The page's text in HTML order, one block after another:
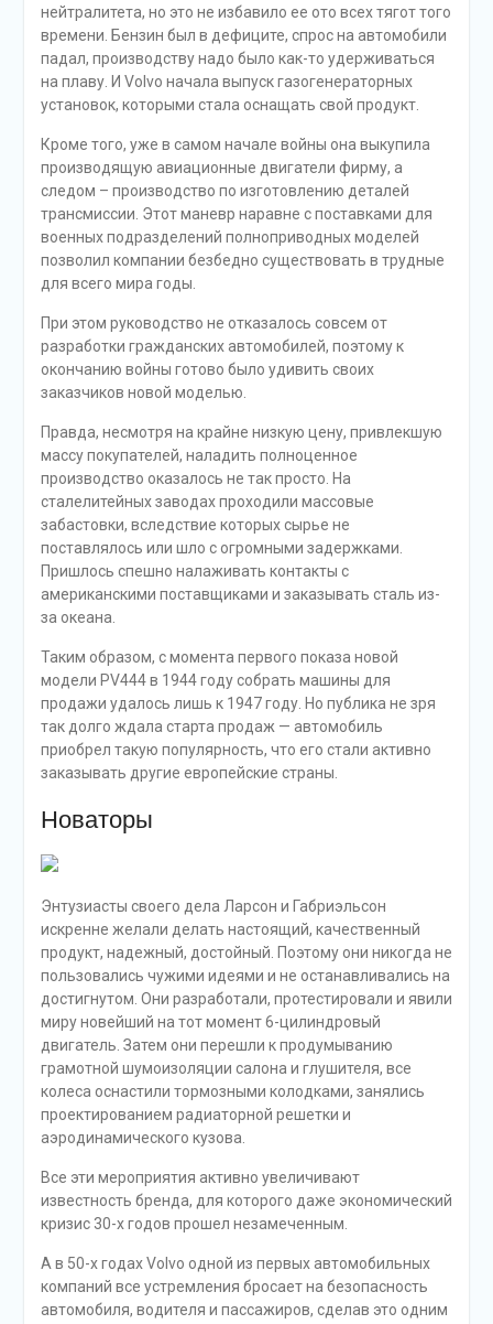
нейтралитета, но это не избавило ее ото всех тягот того
времени. Бензин был в дефиците, спрос на автомобили
падал, производству надо было как-то удерживаться
на плаву. И Volvo начала выпуск газогенераторных
установок, которыми стала оснащать свой продукт.
Кроме того, уже в самом начале войны она выкупила
производящую авиационные двигатели фирму, а
следом – производство по изготовлению деталей
трансмиссии. Этот маневр наравне с поставками для
военных подразделений полноприводных моделей
позволил компании безбедно существовать в трудные
для всего мира годы.
При этом руководство не отказалось совсем от
разработки гражданских автомобилей, поэтому к
окончанию войны готово было удивить своих
заказчиков новой моделью.
Правда, несмотря на крайне низкую цену, привлекшую
массу покупателей, наладить полноценное
производство оказалось не так просто. На
сталелитейных заводах проходили массовые
забастовки, вследствие которых сырье не
поставлялось или шло с огромными задержками.
Пришлось спешно налаживать контакты с
американскими поставщиками и заказывать сталь из-
за океана.
Таким образом, с момента первого показа новой
модели PV444 в 1944 году собрать машины для
продажи удалось лишь к 1947 году. Но публика не зря
так долго ждала старта продаж — автомобиль
приобрел такую популярность, что его стали активно
заказывать другие европейские страны.
Новаторы
Энтузиасты своего дела Ларсон и Габриэльсон
искренне желали делать настоящий, качественный
продукт, надежный, достойный. Поэтому они никогда не
пользовались чужими идеями и не останавливались на
достигнутом. Они разработали, протестировали и явили
миру новейший на тот момент 6-цилиндровый
двигатель. Затем они перешли к продумыванию
грамотной шумоизоляции салона и глушителя, все
колеса оснастили тормозными колодками, занялись
проектированием радиаторной решетки и
аэродинамического кузова.
Все эти мероприятия активно увеличивают
известность бренда, для которого даже экономический
кризис 30-х годов прошел незамеченным.
А в 50-х годах Volvo одной из первых автомобильных
компаний все устремления бросает на безопасность
автомобиля, водителя и пассажиров, сделав это одним